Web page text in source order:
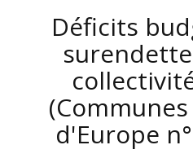
Déficits
d'Europe